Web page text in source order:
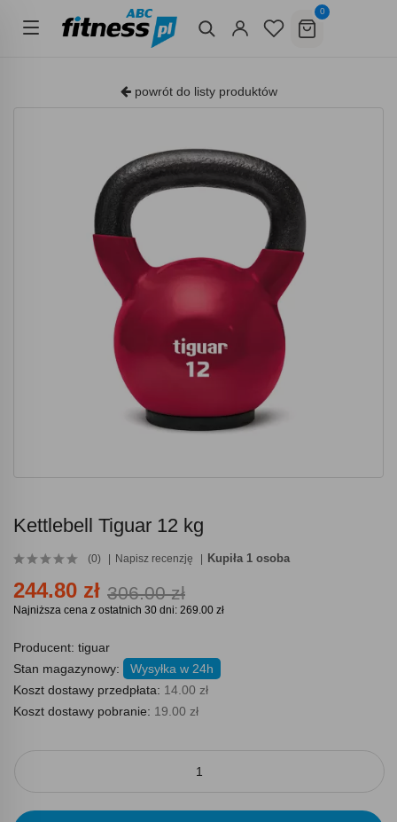
0
powrót do listy produktów
Kettlebell Tiguar 12 kg
(0) Napisz recenzję Kupiła 1 osoba
244.80 zł 306.00 zł
Najniższa cena z ostatnich 30 dni: 269.00 zł
Producent: tiguar
Stan magazynowy:
Wysyłka w 24h
Koszt dostawy przedpłata: 14.00 zł
Koszt dostawy pobranie: 19.00 zł